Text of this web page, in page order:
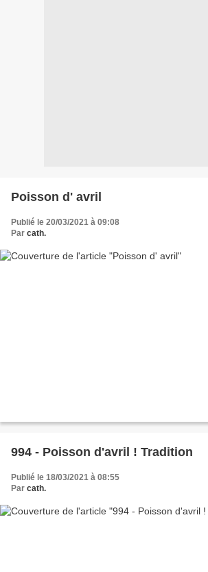
Poisson d' avril
Publié le 20/03/2021 à 09:08
Par cath.
994 - Poisson d'avril ! Tradition
Publié le 18/03/2021 à 08:55
Par cath.